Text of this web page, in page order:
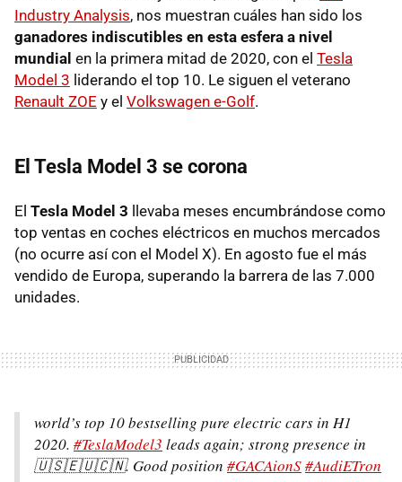
Industry Analysis, nos muestran cuáles han sido los
ganadores indiscutibles en esta esfera a nivel
mundial en la primera mitad de 2020, con el Tesla
Model 3 liderando el top 10. Le siguen el veterano
Renault ZOE y el Volkswagen e-Golf.
El Tesla Model 3 se corona
El Tesla Model 3 llevaba meses encumbrándose como
top ventas en coches eléctricos en muchos mercados
(no ocurre así con el Model X). En agosto fue el más
vendido de Europa, superando la barrera de las 7.000
unidades.
world’s top 10 bestselling pure electric cars in H1
2020. #TeslaModel3 leads again; strong presence in
🇺🇸🇪🇺🇨🇳. Good position #GACAionS#AudiETron